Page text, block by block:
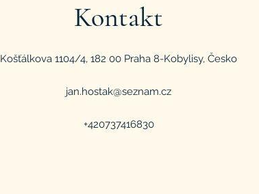
Kontakt
Košťálkova 1104/4, 182 00 Praha 8-Kobylisy, Česko
jan.hostak@seznam.cz
+420737416830